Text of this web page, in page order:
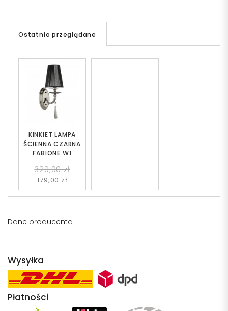
Ostatnio przeglądane
KINKIET LAMPA
ŚCIENNA CZARNA
FABIONE W1
329,00 zł
179,00 zł
Dane producenta
Wysyłka
Płatności